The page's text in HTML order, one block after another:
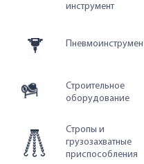
инструмент
Пневмоинструмент
Строительное
оборудование
Стропы и
грузозахватные
приспособления